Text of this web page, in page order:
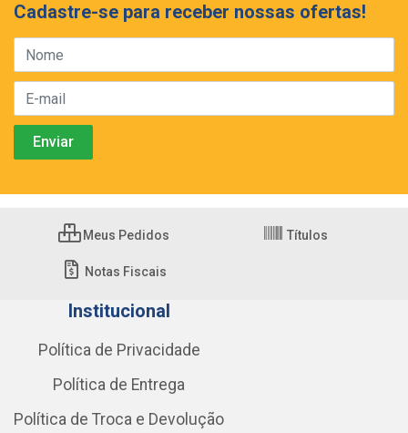
Cadastre-se para receber nossas ofertas!
Meus Pedidos Títulos
Notas Fiscais
Institucional
Política de Privacidade
Política de Entrega
Política de Troca e Devolução